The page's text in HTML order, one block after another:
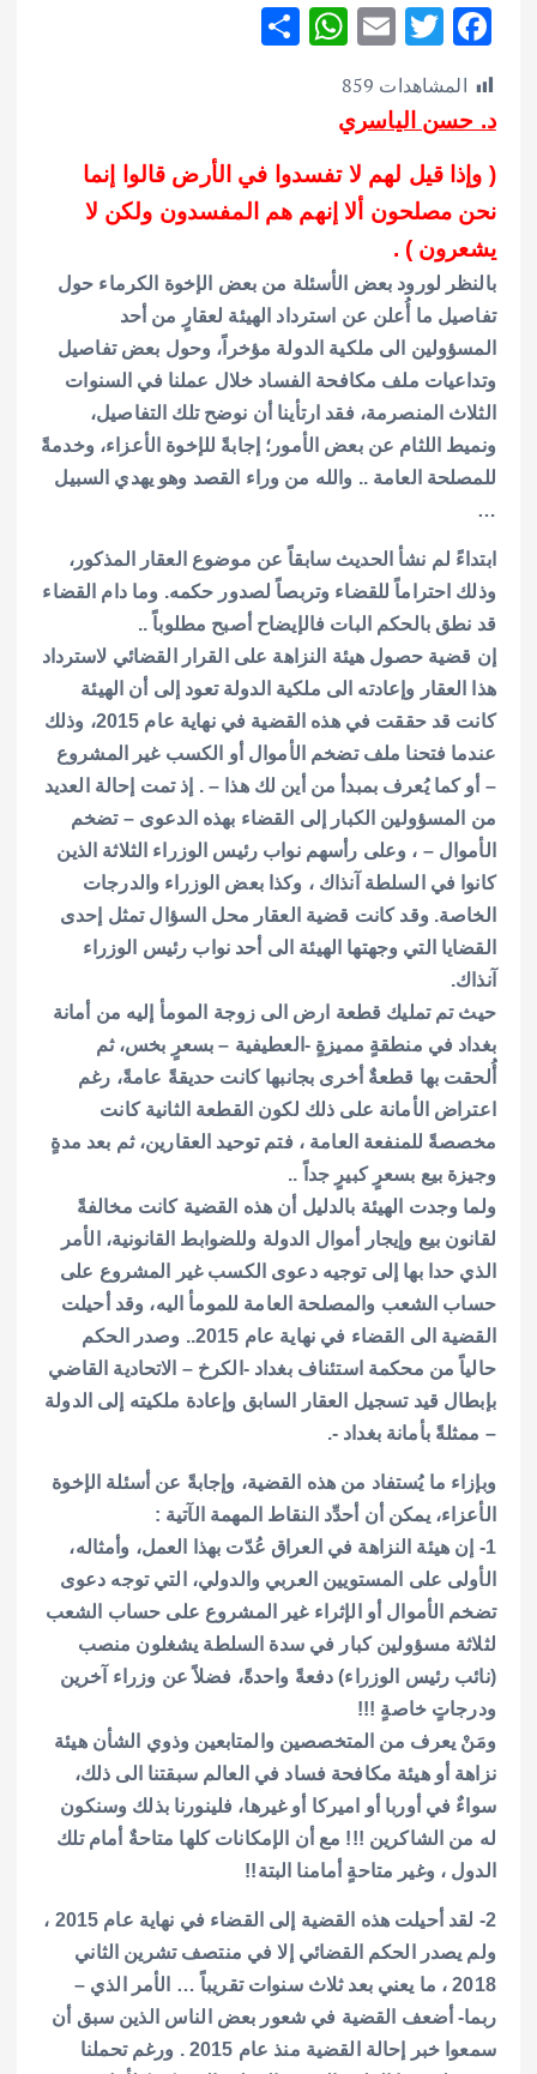
F
ac
e
b
o
o
k
T
w
it
te
r
E
ai
l
W
A
p
المشاهدات 859
د. حسن الياسري
( وإذا قيل لهم لا تفسدوا في الأرض قالوا إنما
نحن مصلحون ألا إنهم هم المفسدون ولكن لا
يشعرون ) .
بالنظر لورود بعض الأسئلة من بعض الإخوة الكرماء حول
تفاصيل ما أُعلن عن استرداد الهيئة لعقارٍ من أحد
المسؤولين الى ملكية الدولة مؤخراً، وحول بعض تفاصيل
وتداعيات ملف مكافحة الفساد خلال عملنا في السنوات
الثلاث المنصرمة، فقد ارتأينا أن نوضح تلك التفاصيل،
ونميط اللثام عن بعض الأمور؛ إجابةً للإخوة الأعزاء، وخدمةً
للمصلحة العامة .. والله من وراء القصد وهو يهدي السبيل
…
ابتداءً لم نشأ الحديث سابقاً عن موضوع العقار المذكور،
وذلك احتراماً للقضاء وتربصاً لصدور حكمه. وما دام القضاء
قد نطق بالحكم البات فالإيضاح أصبح مطلوباً ..
إن قضية حصول هيئة النزاهة على القرار القضائي لاسترداد
هذا العقار وإعادته الى ملكية الدولة تعود إلى أن الهيئة
كانت قد حققت في هذه القضية في نهاية عام 2015، وذلك
عندما فتحنا ملف تضخم الأموال أو الكسب غير المشروع
– أو كما يُعرف بمبدأ من أين لك هذا – . إذ تمت إحالة العديد
من المسؤولين الكبار إلى القضاء بهذه الدعوى – تضخم
الأموال – ، وعلى رأسهم نواب رئيس الوزراء الثلاثة الذين
كانوا في السلطة آنذاك ، وكذا بعض الوزراء والدرجات
الخاصة. وقد كانت قضية العقار محل السؤال تمثل إحدى
القضايا التي وجهتها الهيئة الى أحد نواب رئيس الوزراء
آنذاك.
حيث تم تمليك قطعة ارض الى زوجة المومأ إليه من أمانة
بغداد في منطقةٍ مميزةٍ -العطيفية – بسعرٍ بخس، ثم
أُلحقت بها قطعةٌ أخرى بجانبها كانت حديقةً عامةً، رغم
اعتراض الأمانة على ذلك لكون القطعة الثانية كانت
مخصصةً للمنفعة العامة ، فتم توحيد العقارين، ثم بعد مدةٍ
وجيزة بيع بسعرٍ كبيرٍ جداً ..
ولما وجدت الهيئة بالدليل أن هذه القضية كانت مخالفةً
لقانون بيع وإيجار أموال الدولة وللضوابط القانونية، الأمر
الذي حدا بها إلى توجيه دعوى الكسب غير المشروع على
حساب الشعب والمصلحة العامة للمومأ اليه، وقد أحيلت
القضية الى القضاء في نهاية عام 2015.. وصدر الحكم
حالياً من محكمة استئناف بغداد -الكرخ – الاتحادية القاضي
بإبطال قيد تسجيل العقار السابق وإعادة ملكيته إلى الدولة
– ممثلةً بأمانة بغداد -.
وبإزاء ما يُستفاد من هذه القضية، وإجابةً عن أسئلة الإخوة
الأعزاء، يمكن أن أحدِّد النقاط المهمة الآتية :
1- إن هيئة النزاهة في العراق عُدّت بهذا العمل، وأمثاله،
الأولى على المستويين العربي والدولي، التي توجه دعوى
تضخم الأموال أو الإثراء غير المشروع على حساب الشعب
لثلاثة مسؤولين كبار في سدة السلطة يشغلون منصب
(نائب رئيس الوزراء) دفعةً واحدةً، فضلاً عن وزراء آخرين
ودرجاتٍ خاصةٍ !!!
ومَنْ يعرف من المتخصصين والمتابعين وذوي الشأن هيئة
نزاهة أو هيئة مكافحة فساد في العالم سبقتنا الى ذلك،
سواءٌ في أوربا أو اميركا أو غيرها، فلينورنا بذلك وسنكون
له من الشاكرين !!! مع أن الإمكانات كلها متاحةٌ أمام تلك
الدول ، وغير متاحةٍ أمامنا البتة!!
2- لقد أحيلت هذه القضية إلى القضاء في نهاية عام 2015 ،
ولم يصدر الحكم القضائي إلا في منتصف تشرين الثاني
2018 ، ما يعني بعد ثلاث سنوات تقريباً … الأمر الذي –
ربما- أضعف القضية في شعور بعض الناس الذين سبق أن
سمعوا خبر إحالة القضية منذ عام 2015 . ورغم تحملنا